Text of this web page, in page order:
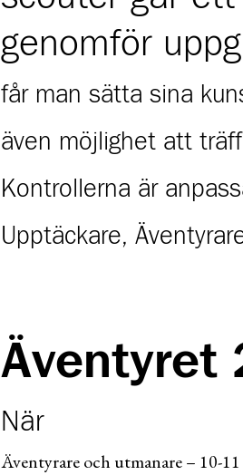
genomför
får man sätta sina
även möjlighet att
Kontrollerna är
Upptäckare,
Äventyret
När
Äventyrare och utmanare – 10-11